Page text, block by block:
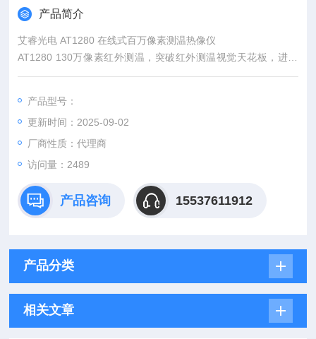
产品简介
艾睿光电 AT1280 在线式百万像素测温热像仪
AT1280 130万像素红外测温，突破红外测温视觉天花板，进入
百万像素新阶段。
产品型号：
更新时间：2025-09-02
厂商性质：代理商
访问量：2489
产品咨询 15537611912
产品分类
相关文章